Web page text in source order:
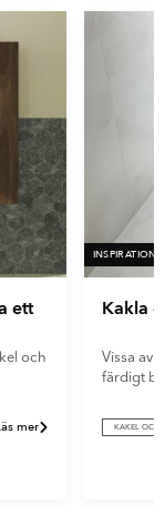
ett
och
mer
INSPIRATION
Kakla
Vissa av
färdigt
KAKEL OCH